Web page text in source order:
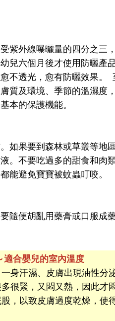
紫外線曝曬量的四分之三
兒六個月後才使用防曬產
不透光，愈有防曬效果。
質及環境、季節的溫濕度
本的保護機能。
如果要到森林或草叢等地
。不要吃過多的甜食和肉
能避免寶寶被蚊蟲叮咬。
隨便胡亂用藥膏或口服成
適合嬰兒的室內溫度
身汗濕、皮膚出現油性分
很緊，又悶又熱，因此才
，以致皮膚過度乾燥，使